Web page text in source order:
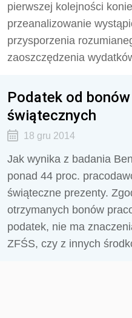
pierwszej kolejności
przeanalizowanie
przysporzenia
zaoszczędzenia
Podatek od
świątecznych
18 gru 2014
Jak wynika z badania
ponad 44 proc.
świąteczne prezenty.
otrzymanych bonów
podatek, nie ma
ZFŚS, czy z innych